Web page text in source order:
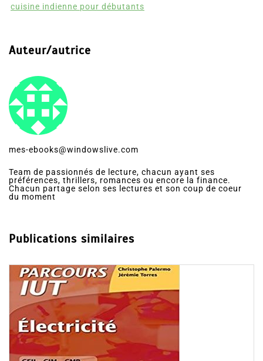
cuisine indienne pour débutants
Auteur/autrice
mes-ebooks@windowslive.com
Team de passionnés de lecture, chacun ayant ses
préférences, thrillers, romances ou encore la finance.
Chacun partage selon ses lectures et son coup de coeur
du moment
Publications similaires